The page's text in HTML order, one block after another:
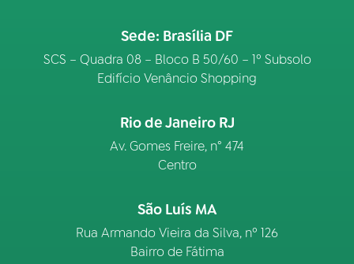
Sede: Brasília DF
SCS – Quadra 08 – Bloco B 50/60 – 1º Subsolo
Edifício Venâncio Shopping
Rio de Janeiro RJ
Av. Gomes Freire, n° 474
Centro
São Luís MA
Rua Armando Vieira da Silva, nº 126
Bairro de Fátima